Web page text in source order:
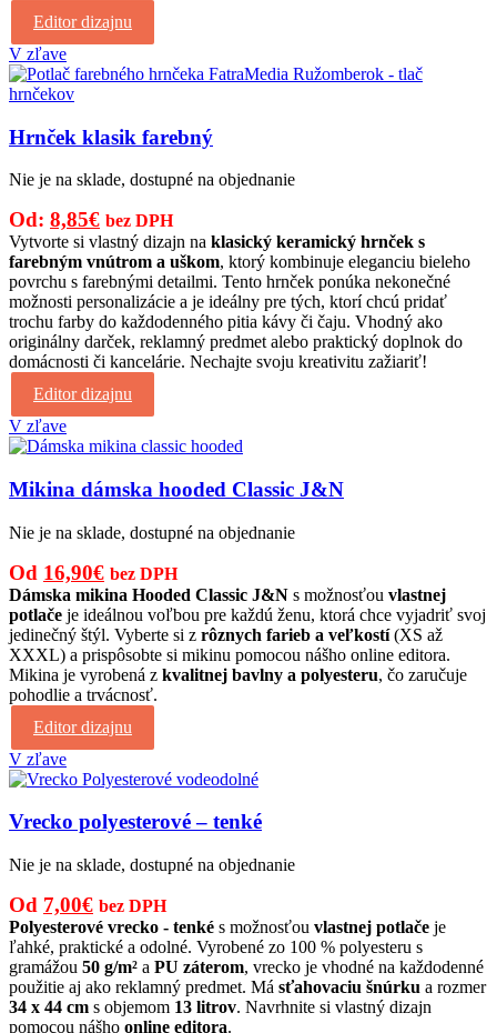
Editor dizajnu
V zľave
Hrnček klasik farebný
Nie je na sklade, dostupné na objednanie
Od: Pôvodná
cena
bola:
12,00€.
8,85€Aktuálna
cena
je:
8,85€.
bez DPH
Vytvorte si vlastný dizajn na klasický keramický hrnček s
farebným vnútrom a uškom, ktorý kombinuje eleganciu bieleho
povrchu s farebnými detailmi. Tento hrnček ponúka nekonečné
možnosti personalizácie a je ideálny pre tých, ktorí chcú pridať
trochu farby do každodenného pitia kávy či čaju. Vhodný ako
originálny darček, reklamný predmet alebo praktický doplnok do
domácnosti či kancelárie. Nechajte svoju kreativitu zažiariť!
Editor dizajnu
V zľave
Mikina dámska hooded Classic J&N
Nie je na sklade, dostupné na objednanie
Od Pôvodná
cena
bola:
25,00€.
16,90€Aktuálna
cena
je:
16,90€.
bez DPH
Dámska mikina Hooded Classic J&N s možnosťou vlastnej
potlače je ideálnou voľbou pre každú ženu, ktorá chce vyjadriť svoj
jedinečný štýl. Vyberte si z rôznych farieb a veľkostí(XS až
XXXL) a prispôsobte si mikinu pomocou nášho online editora.
Mikina je vyrobená z kvalitnej bavlny a polyesteru, čo zaručuje
pohodlie a trvácnosť.
Editor dizajnu
V zľave
Vrecko polyesterové – tenké
Nie je na sklade, dostupné na objednanie
Od Pôvodná
cena
bola:
8,00€.
7,00€Aktuálna
cena
je:
7,00€.
bez DPH
Polyesterové vrecko - tenké s možnosťou vlastnej potlače je
ľahké, praktické a odolné. Vyrobené zo 100 % polyesteru s
gramážou 50 g/m² a PU záterom, vrecko je vhodné na každodenné
použitie aj ako reklamný predmet. Má sťahovaciu šnúrku a rozmer
34 x 44 cm s objemom 13 litrov. Navrhnite si vlastný dizajn
pomocou nášho online editora.